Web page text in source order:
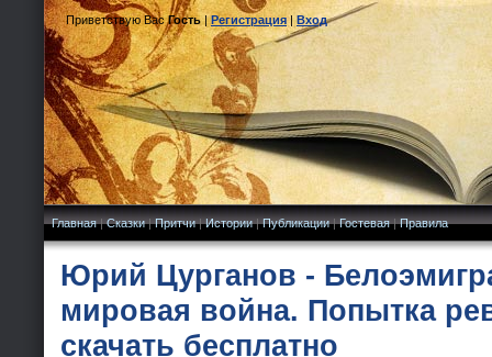
Приветствую Вас Гость|Регистрация|Вход
Главная|Сказки|Притчи|Истории|Публикации|Гостевая|Правила
Юрий Цурганов -
мировая война. Попытка
скачать бесплатно